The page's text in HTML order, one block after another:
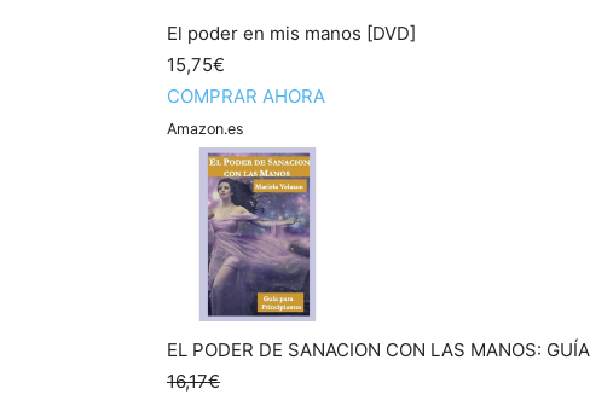
El poder en mis manos [DVD]
15,75€
COMPRAR AHORA
Amazon.es
EL PODER DE SANACION CON LAS MANOS:
16,17€